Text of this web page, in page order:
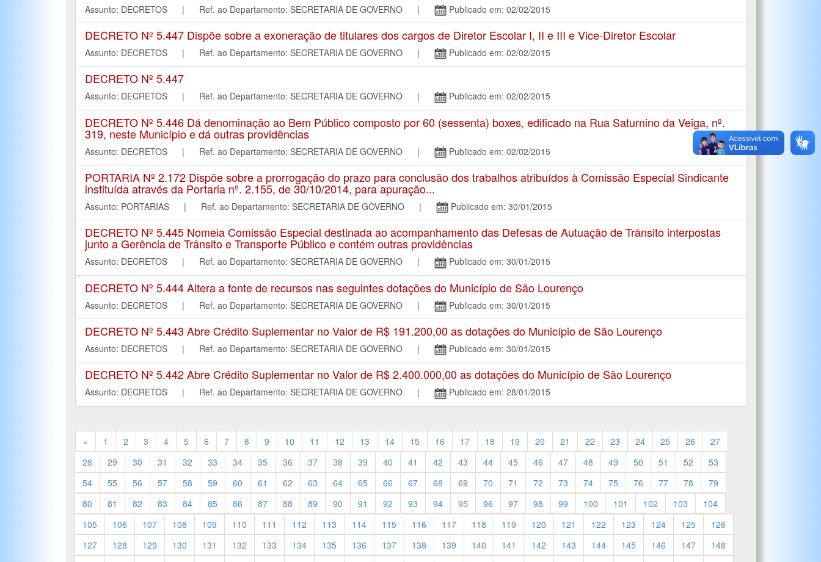
Assunto: DECRETOS | Ref. ao Departamento: SECRETARIA DE GOVERNO | Publicado em: 02/02/2015
DECRETO Nº 5.447 Dispõe sobre a exoneração de titulares dos cargos de Diretor Escolar I, II e III e Vice-Diretor Escolar
Assunto: DECRETOS | Ref. ao Departamento: SECRETARIA DE GOVERNO | Publicado em: 02/02/2015
DECRETO Nº 5.447
Assunto: DECRETOS | Ref. ao Departamento: SECRETARIA DE GOVERNO | Publicado em: 02/02/2015
DECRETO Nº 5.446 Dá denominação ao Bem Público composto por 60 (sessenta) boxes, edificado na Rua Saturnino da Veiga, nº.
319, neste Município e dá outras providências
Assunto: DECRETOS | Ref. ao Departamento: SECRETARIA DE GOVERNO | Publicado em: 02/02/2015
PORTARIA Nº 2.172 Dispõe sobre a prorrogação do prazo para conclusão dos trabalhos atribuídos à Comissão Especial Sindicante
instituída através da Portaria nº. 2.155, de 30/10/2014, para apuração...
Assunto: PORTARIAS | Ref. ao Departamento: SECRETARIA DE GOVERNO | Publicado em: 30/01/2015
DECRETO Nº 5.445 Nomeia Comissão Especial destinada ao acompanhamento das Defesas de Autuação de Trânsito interpostas
junto a Gerência de Trânsito e Transporte Público e contém outras providências
Assunto: DECRETOS | Ref. ao Departamento: SECRETARIA DE GOVERNO | Publicado em: 30/01/2015
DECRETO Nº 5.444 Altera a fonte de recursos nas seguintes dotações do Município de São Lourenço
Assunto: DECRETOS | Ref. ao Departamento: SECRETARIA DE GOVERNO | Publicado em: 30/01/2015
DECRETO Nº 5.443 Abre Crédito Suplementar no Valor de R$ 191.200,00 as dotações do Município de São Lourenço
Assunto: DECRETOS | Ref. ao Departamento: SECRETARIA DE GOVERNO | Publicado em: 30/01/2015
DECRETO Nº 5.442 Abre Crédito Suplementar no Valor de R$ 2.400.000,00 as dotações do Município de São Lourenço
Assunto: DECRETOS | Ref. ao Departamento: SECRETARIA DE GOVERNO | Publicado em: 28/01/2015
« 1 2 3 4 5 6 7 8 9 10 11 12 13 14 15 16 17 18 19 20 21 22 23 24 25 26
27
28
29 30 31 32 33 34 35 36 37 38 39 40 41 42 43 44 45 46 47 48 49 50 51 52
53
54
55 56 57 58 59 60 61 62 63 64 65 66 67 68 69 70 71 72 73 74 75 76 77 78
79
80
81 82 83 84 85 86 87 88 89 90 91 92 93 94 95 96 97 98 99 100 101 102 103
104
105
106 107 108 109 110 111 112 113 114 115 116 117 118 119 120 121 122 123 124 125
126
127
128 129 130 131 132 133 134 135 136 137 138 139 140 141 142 143 144 145 146 147
148